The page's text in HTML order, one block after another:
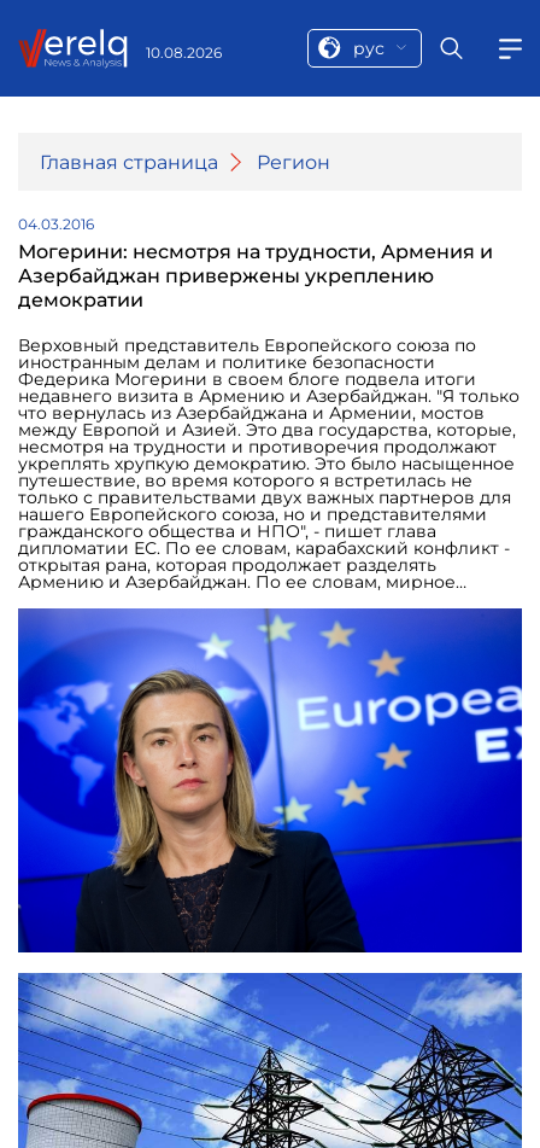
10.08.2026 рус
Главная страница Регион
04.03.2016
Могерини: несмотря на трудности, Армения и
Азербайджан привержены укреплению
демократии
Верховный представитель Европейского союза по
иностранным делам и политике безопасности
Федерика Могерини в своем блоге подвела итоги
недавнего визита в Армению и Азербайджан. "Я только
что вернулась из Азербайджана и Армении, мостов
между Европой и Азией. Это два государства, которые,
несмотря на трудности и противоречия продолжают
укреплять хрупкую демократию. Это было насыщенное
путешествие, во время которого я встретилась не
только с правительствами двух важных партнеров для
нашего Европейского союза, но и представителями
гражданского общества и НПО", - пишет глава
дипломатии ЕС. По ее словам, карабахский конфликт -
открытая рана, которая продолжает разделять
Армению и Азербайджан. По ее словам, мирное
повестке Евросоюза, которая наблюдает за процессом
посредством своего спецпредставителя. По словам
Могерини, визит в Баку стартовал с ее участия в
заседании Консультативного совета Южного газового
коридора - большого проекта, имеющего ключевое
значение для энергетической безопасности Южной
Европы. "Кроме того, это проект играет важную роль в
укреплении сотрудничества между странами -
участниками проекта с точки зрения углубления и
расширения потенциала взаимодействия в
стратегически важном регионе", - цитирует
европейского политика АрмИнфо. Могерини заверила,
что в ходе встречи с руководством страны и с
представителями гражданского общества
Азербайджана, была подчеркнута та важная роль,
которую ЕС придает уважению прав человека, свободы
общения и выражения. В центе внимания ее встреч в
Ереване с президентом Армении Сержем Саргсяном,
министром иностранных дел Эдвардом Налбандяном,
представителями парламентских фракций и
представителями гражданского общества были в
частности, внутренние реформы, двусторонние
отношения и ситуация в регионе. "С представителями
гражданского общества мы провели длительную
беседу о том, как воплотить в жизнь демократические
ценности, плюрализм, вовлеченность и верховенство
закона - являющиеся лучшими инвестициями для
экономического развития и безопасности каждой
страны. Развитие и безопасность крайне необходимы в
эти трудные времена", - заключила Могерини.